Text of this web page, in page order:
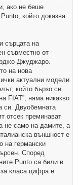
ако не беше
който доказва
сърцата на
съвместно от
Джуджаро.
на нова
актуални модели
който бързо си
FIAT”, няма никакво
си. Двуобемната
отсек преминават
не само на дамите, а
външност е
на германски
Според
Punto са били в
класа цифра е